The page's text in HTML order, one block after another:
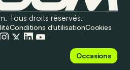
Occasions
Tous droits réservés.
Conditions d'utilisationCookies